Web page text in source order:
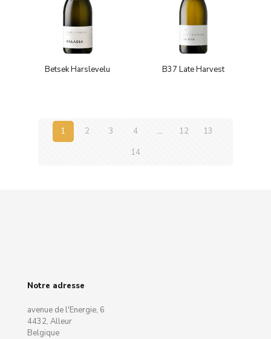
Betsek Harslevelu B37 Late Harvest
1 2 3 4 … 12
13
14
Notre adresse
avenue de l'Energie, 6
4432, Alleur
Belgique